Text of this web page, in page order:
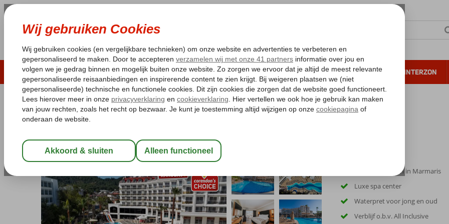
LAST MINUTE ZOMER 2026 ZONVAKANTIE VERRE REIZEN ALL INCLUSIVE WINTERZON
Pakketgarantie Laagsteprijsgarantie* Gratis annuleren*
Home
Turkije Egeische kust
Grand Ideal Premium Hotel
All Inclusive -Hotel
Centraal gelegen in Marmaris
Luxe spa center
Waterpret voor jong en oud
Verblijf o.b.v. All Inclusive